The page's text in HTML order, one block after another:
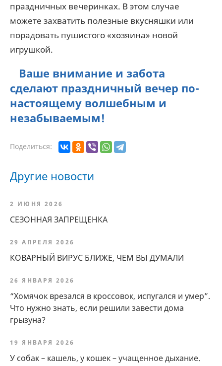
праздничных вечеринках. В этом случае
можете захватить полезные вкусняшки или
порадовать пушистого «хозяина» новой
игрушкой.
Ваше внимание и забота
сделают праздничный вечер по-
настоящему волшебным и
незабываемым!
Поделиться:
Другие новости
2 ИЮНЯ 2026
СЕЗОННАЯ ЗАПРЕЩЕНКА
29 АПРЕЛЯ 2026
КОВАРНЫЙ ВИРУС БЛИЖЕ, ЧЕМ ВЫ ДУМАЛИ
26 ЯНВАРЯ 2026
“Хомячок врезался в кроссовок, испугался и умер”.
Что нужно знать, если решили завести дома
грызуна?
19 ЯНВАРЯ 2026
У собак – кашель, у кошек – учащенное дыхание.